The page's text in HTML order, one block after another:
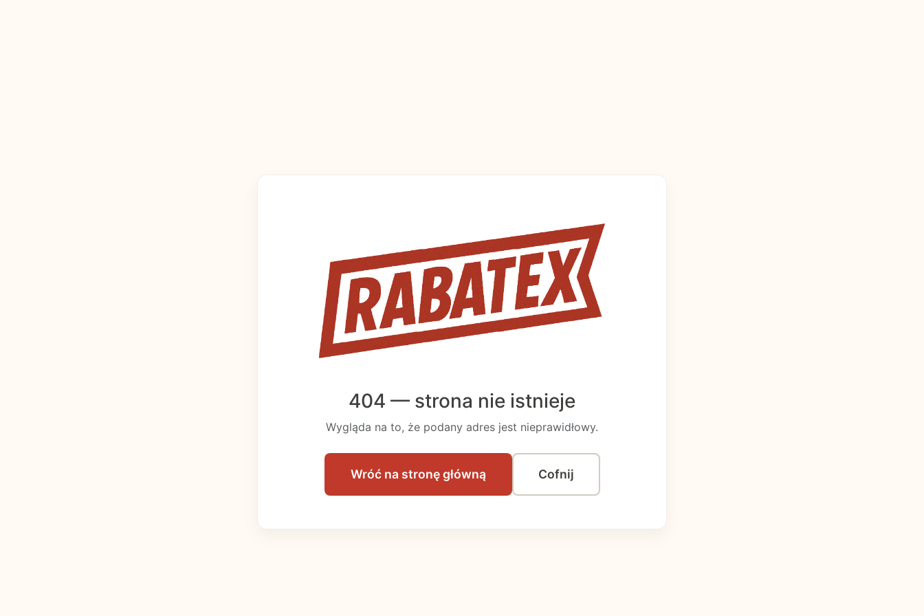
404 — strona nie istnieje
Wygląda na to, że podany adres jest nieprawidłowy.
Wróć na stronę główną Cofnij